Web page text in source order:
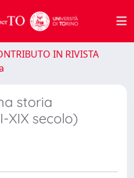
IN RIVISTA
storia
XIX secolo)